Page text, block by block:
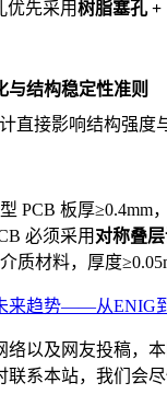
优先采用树脂塞孔 +
与结构稳定性准则
直接影响结构强度
PCB 板厚≥0.4mm
必须采用 对称叠
质材料，厚度
来趋势——从ENIG
络以及网友投稿，
系本站，我们会尽